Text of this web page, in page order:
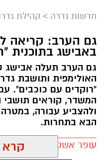
החדשה של בית הספר
תושבת גדרה, נמנית עם
בית הספר בשנת 2009, ומלווה אותו מראשית דרכו.
במהלך שנות עבודתה
חינוכיים ופדגוגיים,
שימשה כסגנית מנהלת
חטיבת הביניים.
אבן צור, נשואה לרובי
חדשות גדרה > קהילת
גם הערב: קריאה
באבישג בתוכנית
גם הערב תעלה אבישג
האולימפית ותושבת
"רוקדים עם כוכבים".
המשדר, קוראים תושבי
ולהצביע עבורה,
הבא בתחרות.
עופר אשטוקר / 13:52 05.08.26 קרא